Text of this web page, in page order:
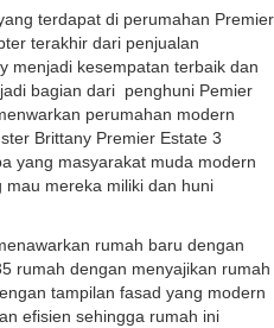
terdapat di perumahan Premier
terakhir dari penjualan
menjadi kesempatan terbaik dan
bagian dari penghuni Pemier
perumahan modern
Brittany Premier Estate 3
yang masyarakat muda modern
mereka miliki dan huni
rumah baru dengan
rumah dengan menyajikan rumah
tampilan fasad yang modern
efisien sehingga rumah ini